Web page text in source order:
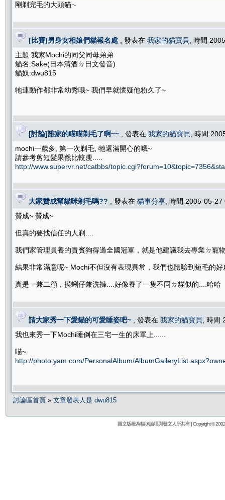
剛剃完毛的大頭貓∼
[比賽]男身女相娘們貓報名處 , 發表在 我家的貓寶貝
, 時間
主題:我家Mochi的同父同母弟弟
貓名:Sake(日本清酒ㄉ日文發音)
貓奴:dwu815
牠連動作都非常幼秀哦~ 我們早就懷疑他粉久了~
[討論]誰家的喵喵剃毛了啊~~ , 發表在 我家的貓寶貝
, 時間
mochi一歲多, 第一次剃毛, 牠還滿開心的哦~
請參考剪短髮果然比較瘦.....
http://www.supervr.net/catbbs/
大家贊成幫貓咪剃毛嗎?? , 發表在 貓事分享 , 時間 2005-05-
贊成~ 贊成~
但真的要找信任的人剃....
我們家管理員養的貴賓狗得過全國冠軍，就是他建議我去專業ㄉ寵
結果非常滿意呢~ Mochi不但沒有表現異常，我們也體驗到短毛的好
真是一兼二顧，摸蜊仔兼洗褲....好像養了一隻不同ㄉ貓似的....哈哈
請大家秀一下愛貓的可愛睡姿吧~ , 發表在 我家的貓寶貝
, 時
我也來秀一下Mochi睡倒在三宅一生的床單上......
喵~
http://photo.yam.com/PersonalAlbum/
討論區首頁 » 文章發表人是 dwu815
圖文版權為貓咪論壇與發文人所共有 | Copyright ©